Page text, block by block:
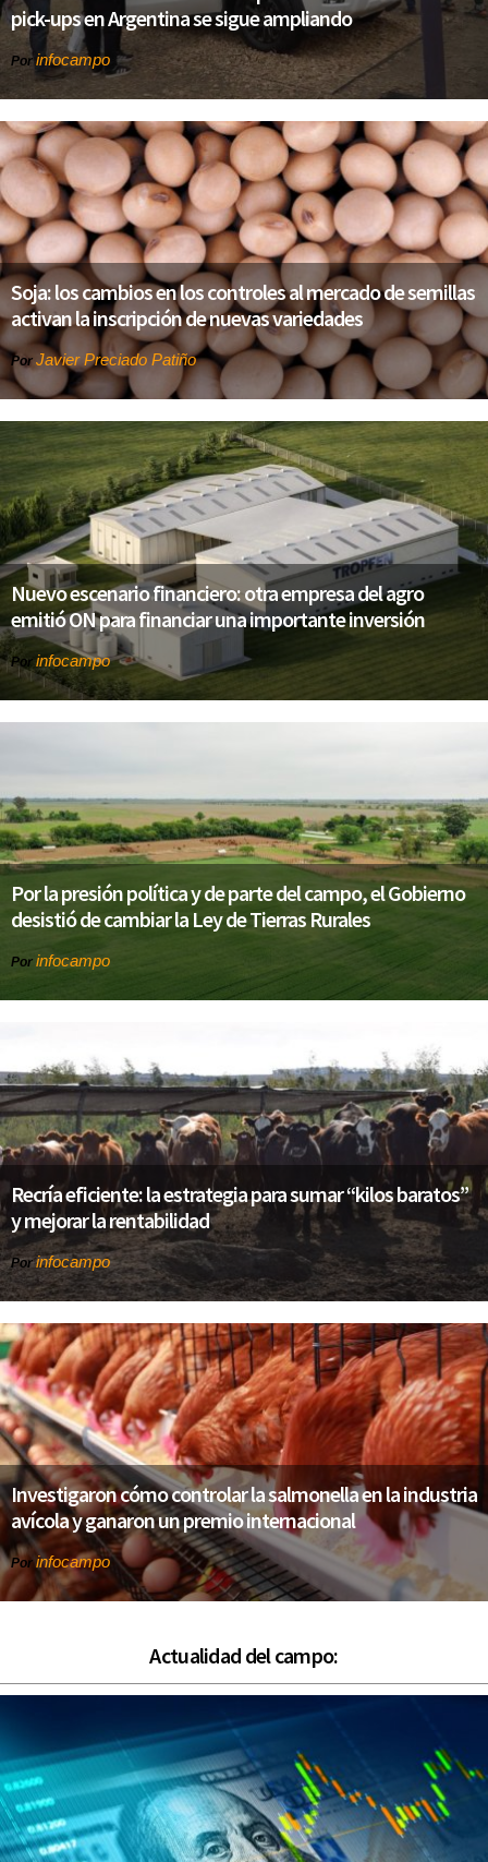
pick-ups en Argentina se sigue ampliando
Por infocampo
Soja: los cambios en los controles al mercado de semillas
activan la inscripción de nuevas variedades
Por Javier Preciado Patiño
Nuevo escenario financiero: otra empresa del agro
emitió ON para financiar una importante inversión
Por infocampo
Por la presión política y de parte del campo, el Gobierno
desistió de cambiar la Ley de Tierras Rurales
Por infocampo
Recría eficiente: la estrategia para sumar “kilos baratos”
y mejorar la rentabilidad
Porinfocampo
Investigaron cómo controlar la salmonella en la industria
avícola y ganaron un premio internacional
Por infocampo
Actualidad del campo: